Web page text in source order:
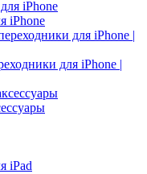
iPhone
для iPhone |
iPad